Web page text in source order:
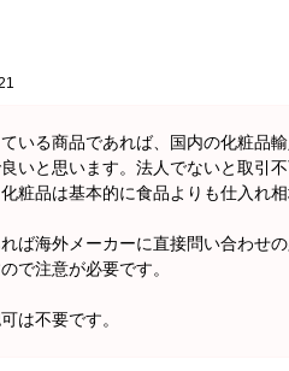
いる商品であれば、国内の化粧品
いと思います。法人でないと取引
粧品は基本的に食品よりも仕入れ相
ば海外メーカーに直接問い合わせ
で注意が必要です。
は不要です。